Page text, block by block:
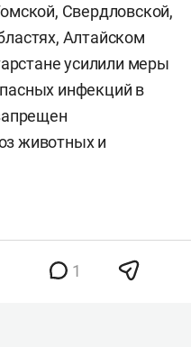
Свердловской,
Алтайском
усилили меры
инфекций в
животных и
1